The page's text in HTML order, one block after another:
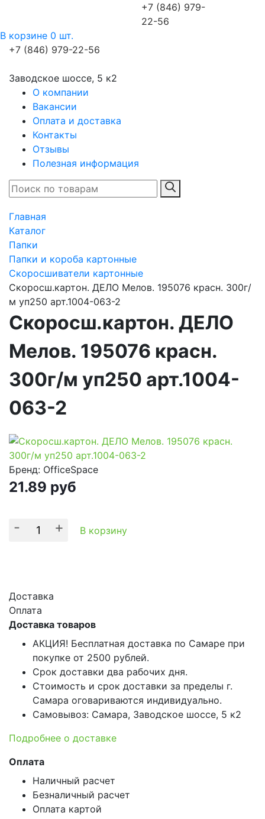
+7 (846) 979-
22-56
В корзине 0 шт.
+7 (846) 979-22-56
Заводское шоссе, 5 к2
О компании
Вакансии
Оплата и доставка
Контакты
Отзывы
Полезная информация
Главная
Каталог
Папки
Папки и короба картонные
Скоросшиватели картонные
Скоросш.картон. ДЕЛО Мелов. 195076 красн. 300г/
м уп250 арт.1004-063-2
Скоросш.картон. ДЕЛО
Мелов. 195076 красн.
300г/м уп250 арт.1004-
063-2
Бренд: OfficeSpace
21.89 руб
- + В корзину
Доставка
Оплата
Доставка товаров
АКЦИЯ! Бесплатная доставка по Самаре при
покупке от 2500 рублей.
Срок доставки два рабочих дня.
Стоимость и срок доставки за пределы г.
Самара оговариваются индивидуально.
Самовывоз: Самара, Заводское шоссе, 5 к2
Подробнее о доставке
Оплата
Наличный расчет
Безналичный расчет
Оплата картой